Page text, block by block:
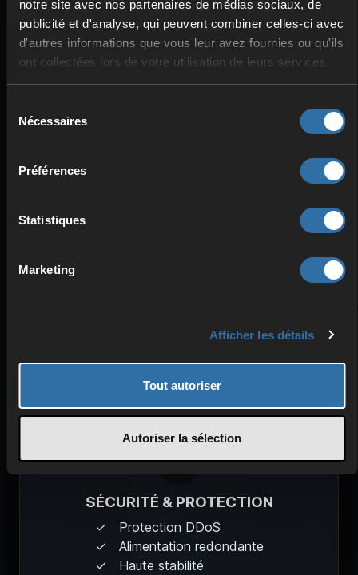
notre site avec nos partenaires de médias sociaux, de
publicité et d'analyse, qui peuvent combiner celles-ci avec
d'autres informations que vous leur avez fournies ou qu'ils
ont collectées lors de votre utilisation de leurs services.
Nécessaires
Préférences
Statistiques
Marketing
Afficher les détails
Tout autoriser
Autoriser la sélection
Technologie puissante
pour ton serveur de jeu
No one Survived
SÉCURITÉ & PROTECTION
Protection DDoS
Alimentation redondante
Haute stabilité